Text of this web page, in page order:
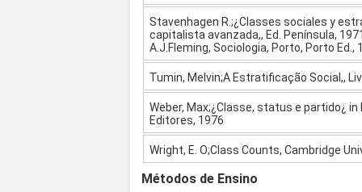
Stavenhagen R.;¿Classes sociales y
capitalista avanzada,, Ed. Península,
A.J.Fleming, Sociologia, Porto, Porto Ed.,
Tumin, Melvin;A Estratificação Social,,
Weber, Max;¿Classe, status e partido¿
Editores, 1976
Wright, E. O;Class Counts, Cambridge
Métodos de Ensino